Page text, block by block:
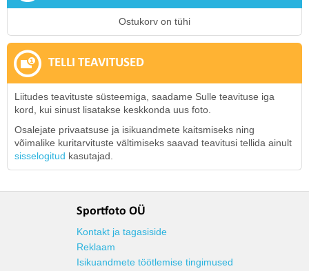
Ostukorv on tühi
TELLI TEAVITUSED
Liitudes teavituste süsteemiga, saadame Sulle teavituse iga
kord, kui sinust lisatakse keskkonda uus foto.
Osalejate privaatsuse ja isikuandmete kaitsmiseks ning
võimalike kuritarvituste vältimiseks saavad teavitusi tellida ainult
sisselogitud kasutajad.
Sportfoto OÜ
Kontakt ja tagasiside
Reklaam
Isikuandmete töötlemise tingimused